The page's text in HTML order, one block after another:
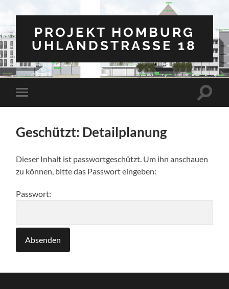
PROJEKT HOMBURG
UHLANDSTRASSE 18
Mobile-
Menü
Geschützt: Detailplanung
Dieser Inhalt ist passwortgeschützt. Um ihn anschauen
zu können, bitte das Passwort eingeben:
Passwort: